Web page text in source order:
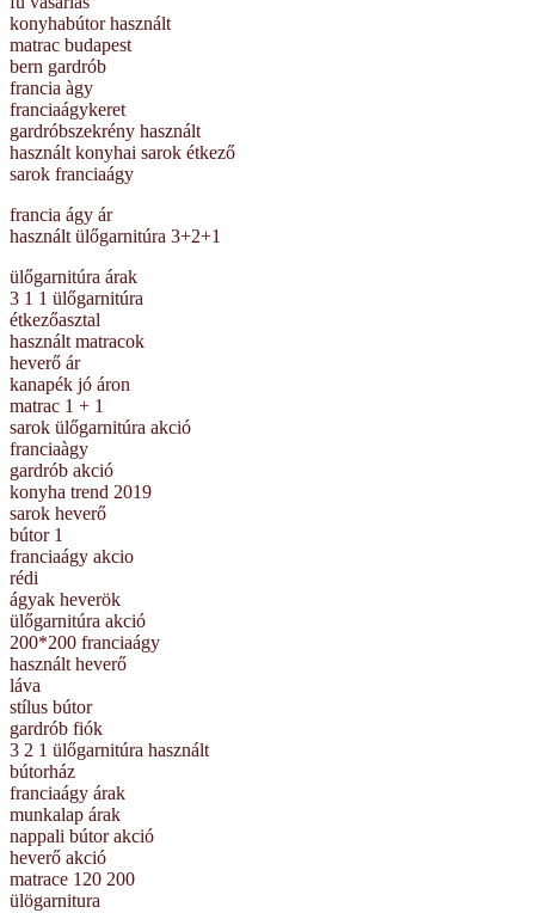
konyhabútor használt
matrac budapest
bern gardrób
francia àgy
franciaágykeret
gardróbszekrény használt
használt konyhai sarok étkező
sarok franciaágy
francia ágy ár
használt ülőgarnitúra 3+2+1
ülőgarnitúra árak
3 1 1 ülőgarnitúra
étkezőasztal
használt matracok
heverő ár
kanapék jó áron
matrac 1 + 1
sarok ülőgarnitúra akció
franciaàgy
gardrób akció
konyha trend 2019
sarok heverő
bútor 1
franciaágy akcio
rédi
ágyak heverök
ülőgarnitúra akció
200*200 franciaágy
használt heverő
láva
stílus bútor
gardrób fiók
3 2 1 ülőgarnitúra használt
bútorház
franciaágy árak
munkalap árak
nappali bútor akció
heverő akció
matrace 120 200
ülögarnitura